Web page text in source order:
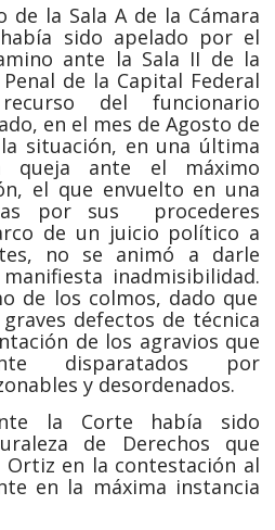
la Sala A de la Cámara
sido apelado por el
ante la Sala II de la
de la Capital Federal
del funcionario
en el mes de Agosto de
situación, en una última
queja ante el máximo
el que envuelto en una
por sus procederes
de un juicio político a
no se animó a darle
inadmisibilidad.
de los colmos, dado que
defectos de técnica
de los agravios que
disparatados por
y desordenados.
la Corte había sido
de Derechos que
Ortiz en la contestación al
en la máxima instancia